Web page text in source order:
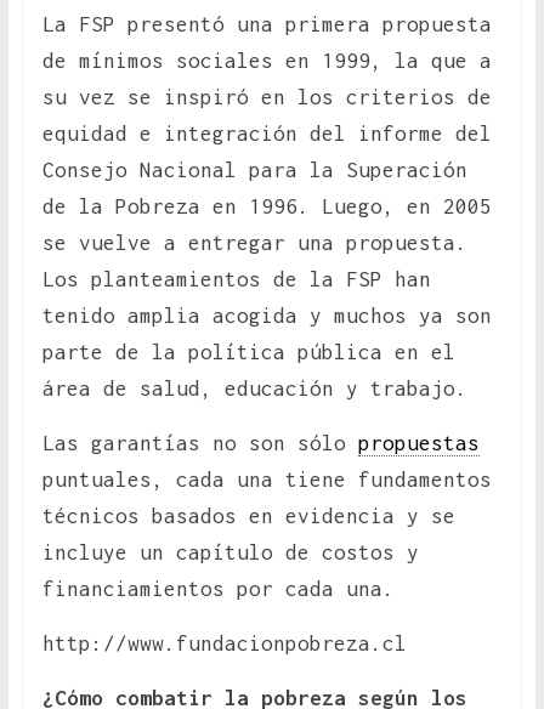
La FSP presentó una primera propuesta
de mínimos sociales en 1999, la que a
su vez se inspiró en los criterios de
equidad e integración del informe del
Consejo Nacional para la Superación
de la Pobreza en 1996. Luego, en 2005
se vuelve a entregar una propuesta.
Los planteamientos de la FSP han
tenido amplia acogida y muchos ya son
parte de la política pública en el
área de salud, educación y trabajo.
Las garantías no son sólo propuestas
puntuales, cada una tiene fundamentos
técnicos basados en evidencia y se
incluye un capítulo de costos y
financiamientos por cada una.
http://www.fundacionpobreza.cl
¿Cómo combatir la pobreza según los